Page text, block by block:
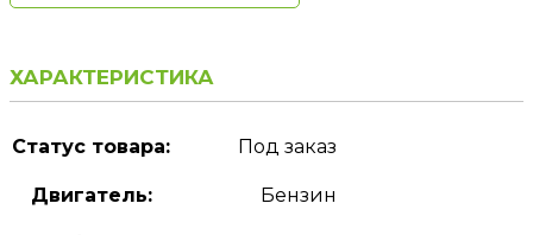
ХАРАКТЕРИСТИКА
Статус товара: Под заказ
Двигатель: Бензин